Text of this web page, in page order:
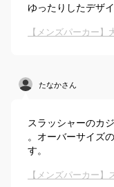
ゆったりしたデザ
たなかさん
スラッシャーのカ
。オーバーサイズ
す。